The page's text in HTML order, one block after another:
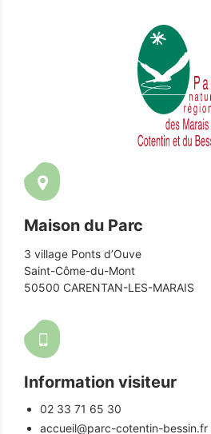
Maison du Parc
3 village Ponts d’Ouve
Saint-Côme-du-Mont
50500 CARENTAN-LES-MARAIS
Information visiteur
02 33 71 65 30
accueil@parc-cotentin-bessin.fr